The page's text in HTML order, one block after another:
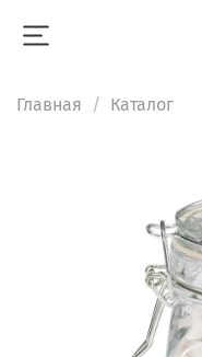
Главная Каталог